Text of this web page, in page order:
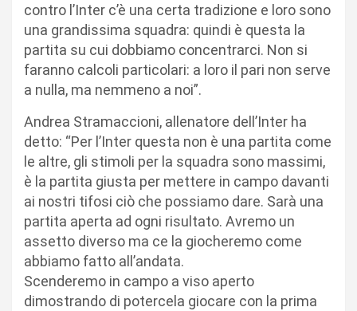
contro l’Inter c’è una certa tradizione e loro sono
una grandissima squadra: quindi è questa la
partita su cui dobbiamo concentrarci. Non si
faranno calcoli particolari: a loro il pari non serve
a nulla, ma nemmeno a noi”.
Andrea Stramaccioni, allenatore dell’Inter ha
detto: “Per l’Inter questa non è una partita come
le altre, gli stimoli per la squadra sono massimi,
è la partita giusta per mettere in campo davanti
ai nostri tifosi ciò che possiamo dare. Sarà una
partita aperta ad ogni risultato. Avremo un
assetto diverso ma ce la giocheremo come
abbiamo fatto all’andata.
Scenderemo in campo a viso aperto
dimostrando di potercela giocare con la prima